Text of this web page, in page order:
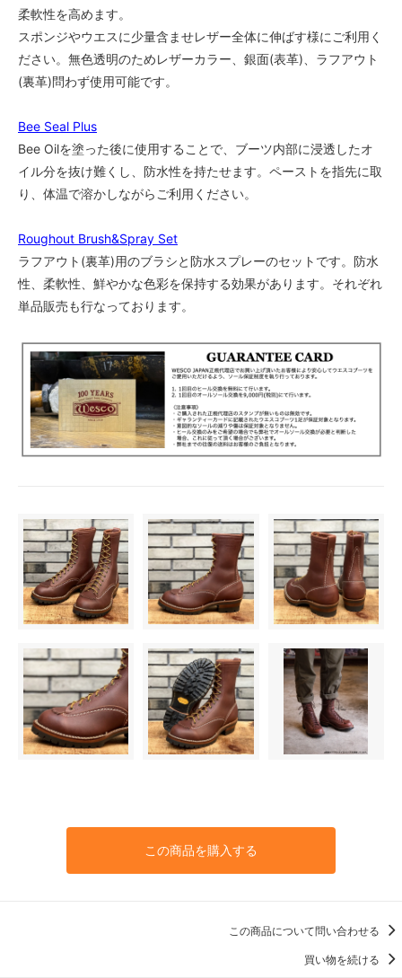
柔軟性を高めます。
スポンジやウエスに少量含ませレザー全体に伸ばす様にご利用く
ださい。無色透明のためレザーカラー、銀面(表革)、ラフアウト
(裏革)問わず使用可能です。
Bee Seal Plus
Bee Oilを塗った後に使用することで、ブーツ内部に浸透したオ
イル分を抜け難くし、防水性を持たせます。ペーストを指先に取
り、体温で溶かしながらご利用ください。
Roughout Brush&Spray Set
ラフアウト(裏革)用のブラシと防水スプレーのセットです。防水
性、柔軟性、鮮やかな色彩を保持する効果があります。それぞれ
単品販売も行なっております。
この商品を購入する
この商品について問い合わせる
買い物を続ける